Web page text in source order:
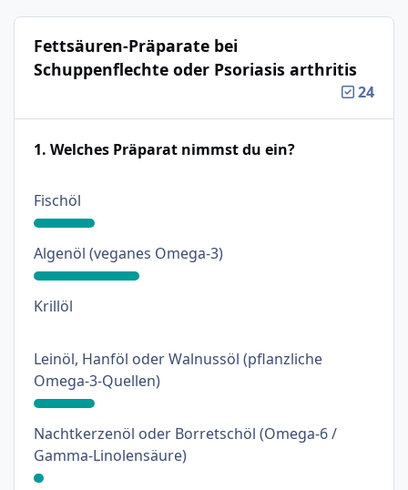
Fettsäuren-Präparate bei
Schuppenflechte oder Psoriasis arthritis
24
1. Welches Präparat nimmst du ein?
Fischöl: 18%
Algenöl (veganes Omega-3): 31%
Krillöl: 0%
Leinöl, Hanföl oder Walnussöl (pflanzliche
Omega-3-Quellen): 18%
Nachtkerzenöl oder Borretschöl (Omega-6 /
Gamma-Linolensäure): 3%